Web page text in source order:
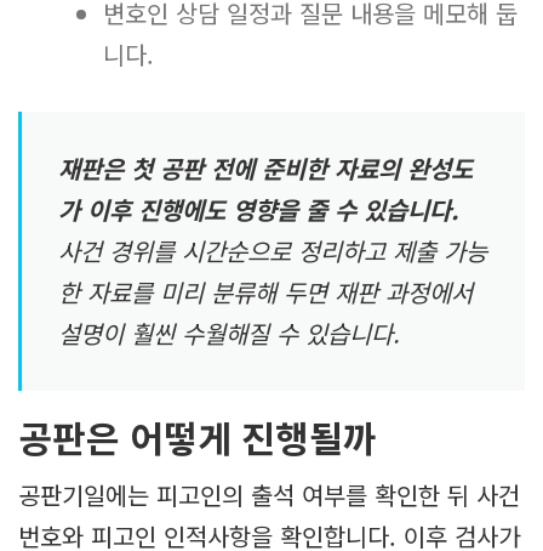
변호인 상담 일정과 질문 내용을 메모해 둡
니다.
재판은 첫 공판 전에 준비한 자료의 완성도
가 이후 진행에도 영향을 줄 수 있습니다.
사건 경위를 시간순으로 정리하고 제출 가능
한 자료를 미리 분류해 두면 재판 과정에서
설명이 훨씬 수월해질 수 있습니다.
공판은 어떻게 진행될까
공판기일에는 피고인의 출석 여부를 확인한 뒤 사건
번호와 피고인 인적사항을 확인합니다. 이후 검사가